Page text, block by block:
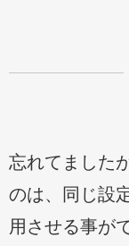
忘れてました
のは、同じ設
用させる事が